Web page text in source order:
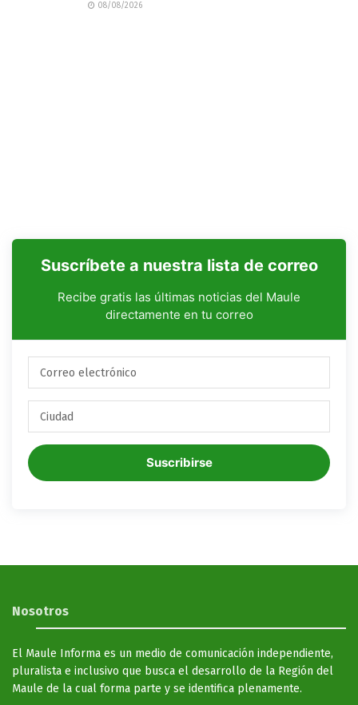
08/08/2026
Suscríbete a nuestra lista de correo
Recibe gratis las últimas noticias del Maule
directamente en tu correo
Suscribirse
Nosotros
El Maule Informa es un medio de comunicación independiente,
pluralista e inclusivo que busca el desarrollo de la Región del
Maule de la cual forma parte y se identifica plenamente.